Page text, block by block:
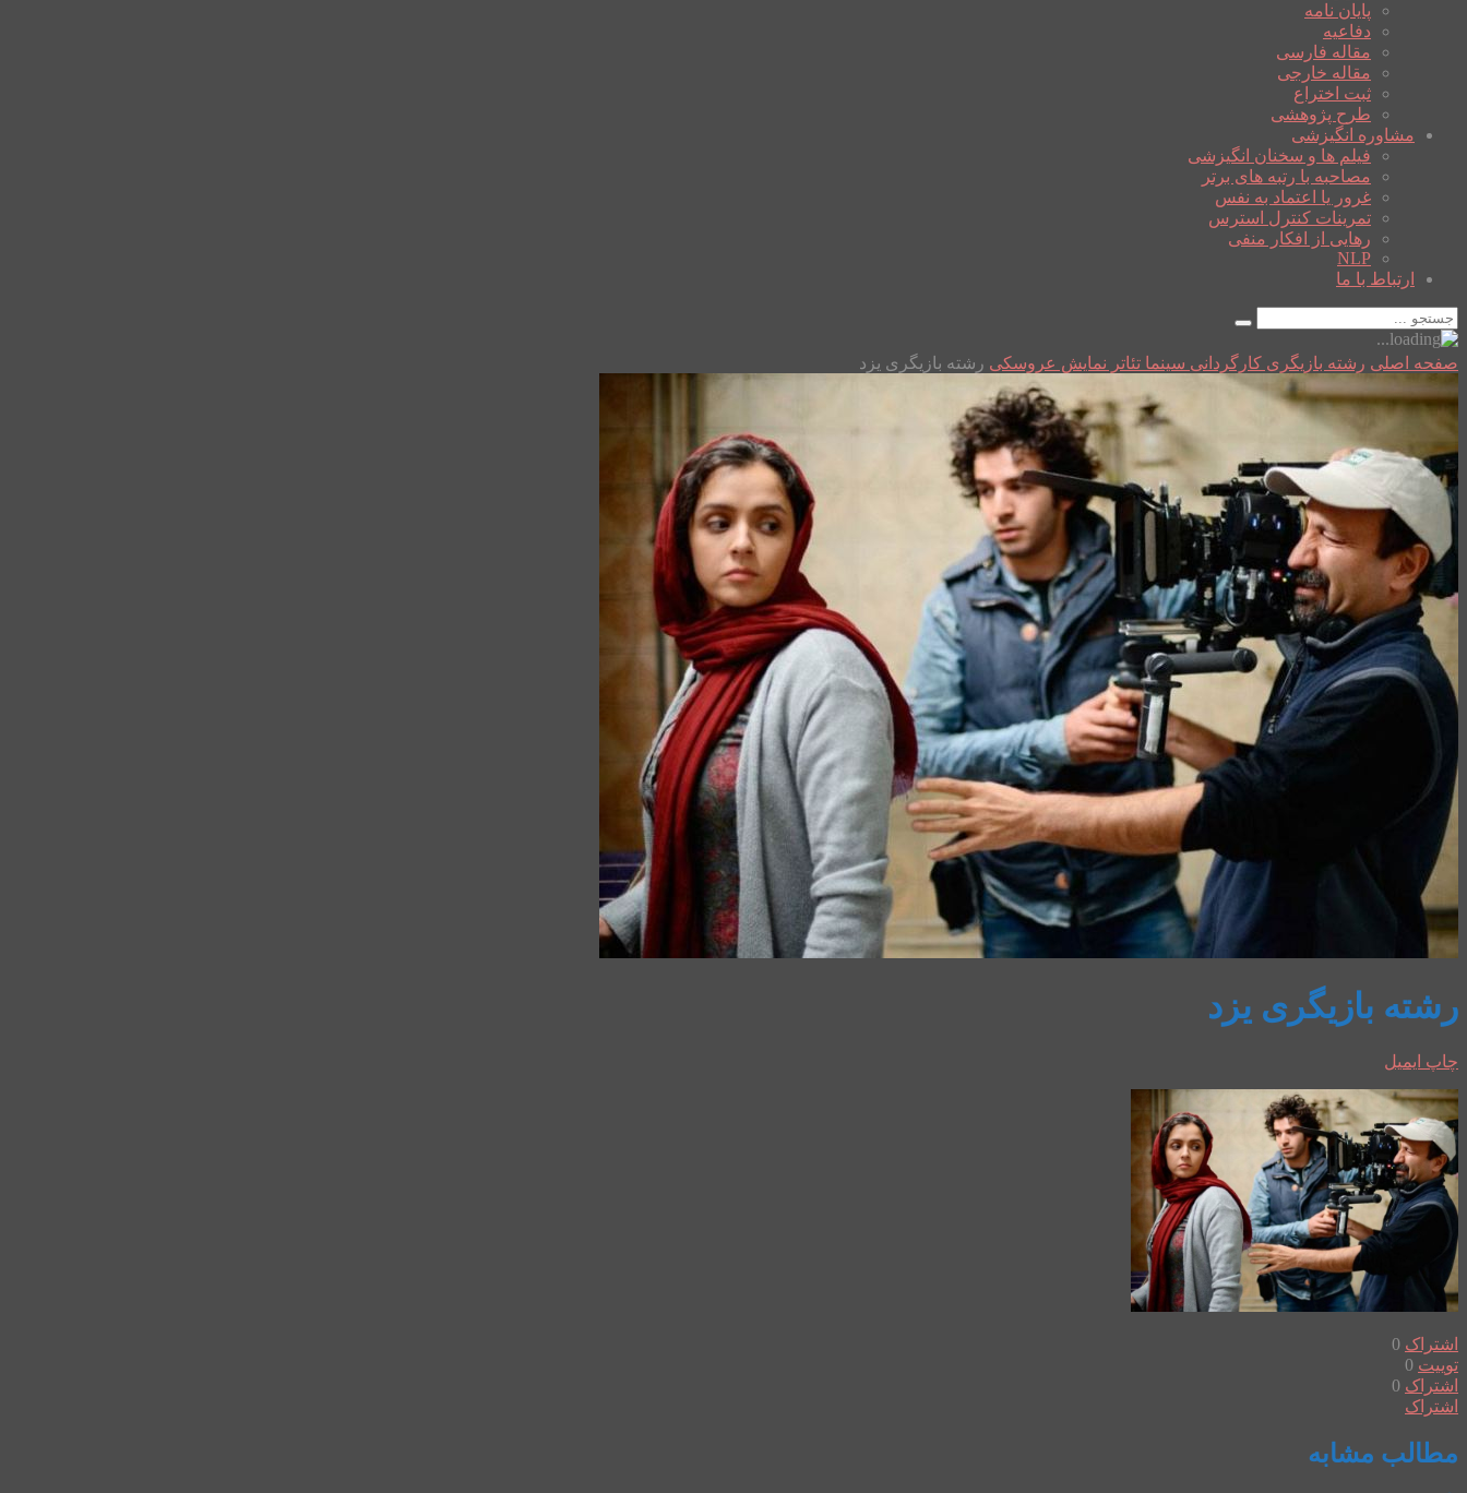
پایان نامه
دفاعیه
مقاله فارسی
مقاله خارجی
ثبت اختراع
طرح پژوهشی
مشاوره انگیزشی
فیلم ها و سخنان انگیزشی
مصاحبه با رتبه های برتر
غرور یا اعتماد به نفس
تمرینات کنترل استرس
رهایی از افکار منفی
NLP
ارتباط با ما
صفحه اصلی رشته بازیگری کارگردانی سینما تئاتر نمایش عروسکی رشته بازیگری یزد
رشته بازیگری یزد
چاپ ایمیل
اشتراک 0
توییت 0
اشتراک 0
اشتراک
مطالب مشابه